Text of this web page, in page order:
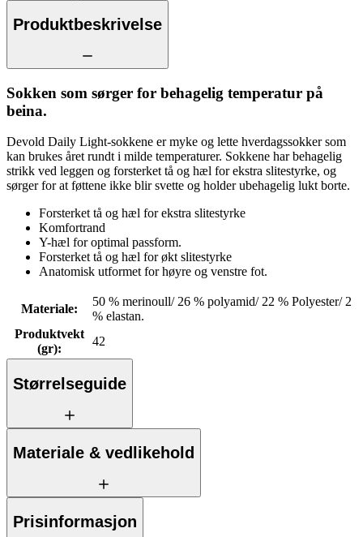
Produktbeskrivelse
Sokken som sørger for behagelig temperatur på
beina.
Devold Daily Light-sokkene er myke og lette hverdagssokker som
kan brukes året rundt i milde temperaturer. Sokkene har behagelig
strikk ved leggen og forsterket tå og hæl for ekstra slitestyrke, og
sørger for at føttene ikke blir svette og holder ubehagelig lukt borte.
Forsterket tå og hæl for ekstra slitestyrke
Komfortrand
Y-hæl for optimal passform.
Forsterket tå og hæl for økt slitestyrke
Anatomisk utformet for høyre og venstre fot.
Materiale:
50 % merinoull/ 26 % polyamid/ 22 % Polyester/ 2
% elastan.
Produktvekt
(gr):
42
Størrelseguide
Materiale & vedlikehold
Prisinformasjon